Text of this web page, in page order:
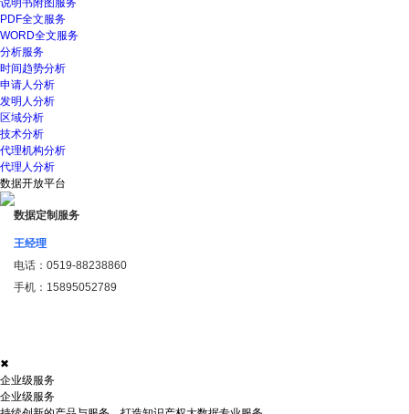
说明书附图服务
PDF全文服务
WORD全文服务
分析服务
时间趋势分析
申请人分析
发明人分析
区域分析
技术分析
代理机构分析
代理人分析
数据开放平台
数据定制服务
王经理
电话： 0519-88238860
手机： 15895052789
✖
企业级服务
企业级服务